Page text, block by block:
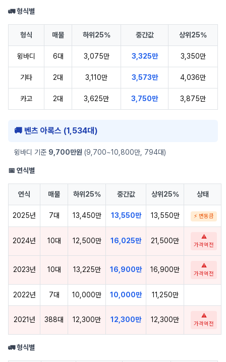
🚛 형식별
형식 매물 하위25% 중간값 상위25%
윙바디 6대 3,075만 3,325만 3,350만
기타 2대 3,110만 3,573만 4,036만
카고 2대 3,625만 3,750만 3,875만
🚚 벤츠 아록스 (1,534대)
윙바디 기준 9,700만원 (9,700~10,800만, 794대)
📅 연식별
연식 매물 하위25% 중간값 상위25% 상태
2025년 7대 13,450만 13,550만 13,550만 ⚡ 변동큼
2024년 10대 12,500만 16,025만 21,500만
⚠
가격역전
2023년 10대 13,225만 16,900만 16,900만
⚠
가격역전
2022년 7대 10,000만 10,000만 11,250만
2021년 388대 12,300만 12,300만 12,300만
⚠
가격역전
🚛 형식별